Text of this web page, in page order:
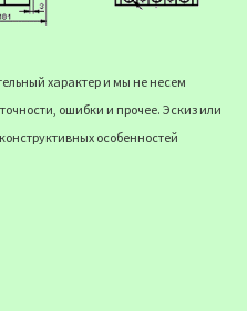
характер и мы не несем
ошибки и прочее. Эскиз или
особенностей